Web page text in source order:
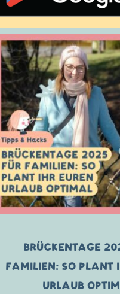
BRÜCKENTAGE
FAMILIEN: SO PLANT
URLAUB